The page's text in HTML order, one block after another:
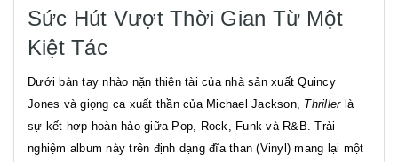
Sức Hút Vượt Thời Gian Từ Một
Kiệt Tác
Dưới bàn tay nhào nặn thiên tài của nhà sản xuất Quincy
Jones và giọng ca xuất thần của Michael Jackson, Thrillerlà
sự kết hợp hoàn hảo giữa Pop, Rock, Funk và R&B. Trải
nghiệm album này trên định dạng đĩa than (Vinyl) mang lại một